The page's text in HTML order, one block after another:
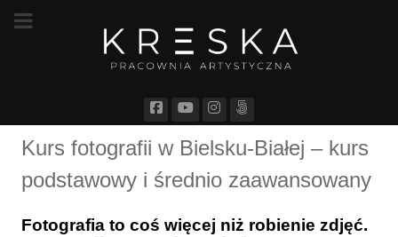
Kurs fotografii w Bielsku-Białej – kurs
podstawowy i średnio zaawansowany
Fotografia to coś więcej niż robienie zdjęć.